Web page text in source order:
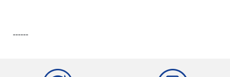
------